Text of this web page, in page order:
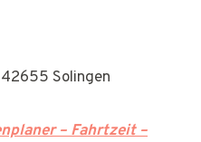
Solingen
– Fahrtzeit –